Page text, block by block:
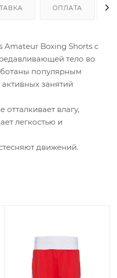
ОПЛАТА
Boxing Shorts с
тело во
популярным
занятий
влагу,
легкостью и
движений.